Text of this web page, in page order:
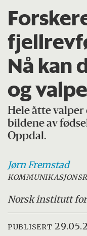
Nå kan
og
Hele åtte valper
bildene av
Oppdal.
Jørn Fremstad
Norsk institutt
PUBLISERT